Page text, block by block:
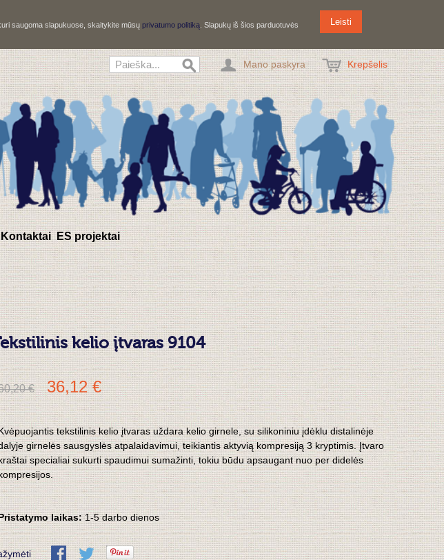
saugoma slapukuose, skaitykite mūsų privatumo politiką . Slapukų iš šios parduotuvės
Leisti
Mano paskyra Krepšelis
Kontaktai ES projektai
kelio įtvaras 9104
€ 36,12 €
tekstilinis kelio įtvaras uždara kelio girnele, su silikoniniu įdėklu distalinėje
girnelės sausgyslės atpalaidavimui, teikiantis aktyvią kompresiją 3 kryptimis. Įtvaro
specialiai sukurti spaudimui sumažinti, tokiu būdu apsaugant nuo per didelės
laikas:1-5 darbo dienos